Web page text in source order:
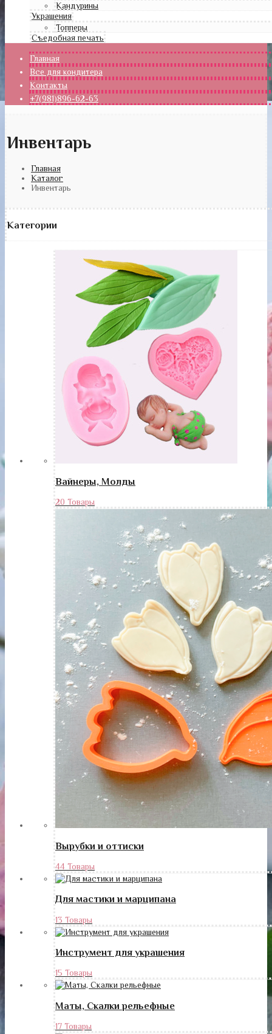
Кандурины
Украшения
Топперы
Съедобная печать
Главная
Все для кондитера
Контакты
+7(981)896-62-63
Инвентарь
Главная
Каталог
Инвентарь
Категории
Вайнеры, Молды
20 Товары
Вырубки и оттиски
44 Товары
Для мастики и марципана
13 Товары
Инструмент для украшения
15 Товары
Маты, Скалки рельефные
17 Товары